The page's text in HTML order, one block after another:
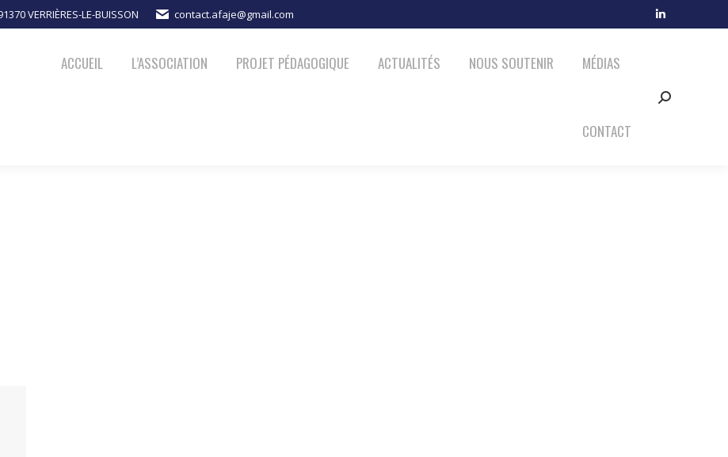
VERRIÈRES-LE-BUISSON contact.afaje@gmail.com
new
ACCUEIL L’ASSOCIATION PROJET PÉDAGOGIQUE ACTUALITÉS NOUS SOUTENIR MÉDIAS
CONTACT
Search:
PROJET PÉDAGOGIQUE ACTUALITÉS NOUS SOUTENIR MÉDIAS CONTACT Search: